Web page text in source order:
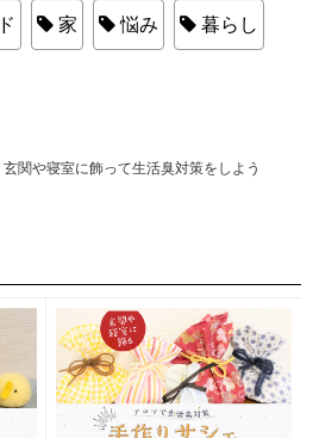
家 悩み 暮らし
関や寝室に飾って生活臭対策をしよう